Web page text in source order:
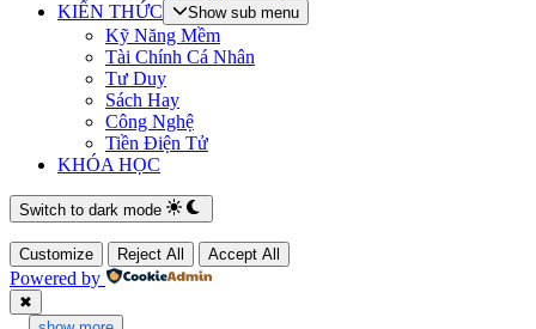
KIẾN THỨC
Show sub menu
Kỹ Năng Mềm
Tài Chính Cá Nhân
Tư Duy
Sách Hay
Công Nghệ
Tiền Điện Tử
KHÓA HỌC
Switch to dark mode
Customize Reject All Accept All
Powered by
✖